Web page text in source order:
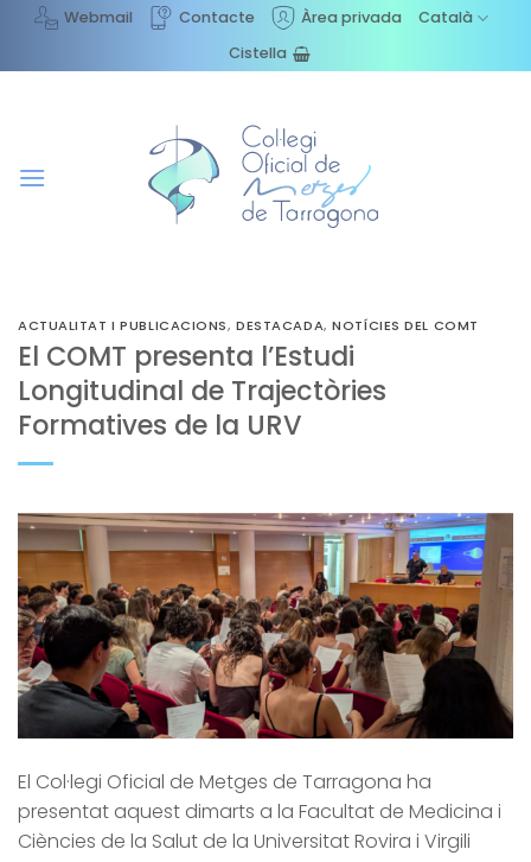
content
Webmail Contacte Àrea privada
Català
Cistella
ACTUALITAT I PUBLICACIONS,DESTACADA,NOTÍCIES DEL COMT
El COMT presenta l’Estudi
Longitudinal de Trajectòries
Formatives de la URV
El Col·legi Oficial de Metges de Tarragona ha
presentat aquest dimarts a la Facultat de Medicina i
Ciències de la Salut de la Universitat Rovira i Virgili